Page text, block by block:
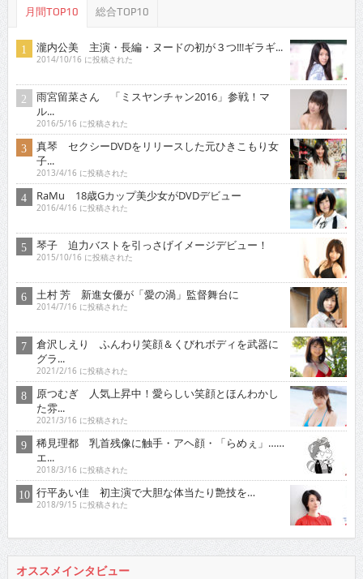
月間TOP10 総合TOP10
瀧内公美 主演・長編・ヌードの初が３つ!!!ギラギ...
2014/10/16 に投稿された
雨宮留菜さん 「ミスヤンチャン2016」参戦！マ
ル...
2016/5/16 に投稿された
真琴 セクシーDVDをリリースした元ひきこもり女
子...
2013/4/16 に投稿された
RaMu 18歳Gカップ美少女がDVDデビュー
2016/4/16 に投稿された
琴子 迫力バストを引っさげイメージデビュー！
2015/10/16 に投稿された
土村 芳 新進女優が「愛の渦」監督舞台に
2014/7/16 に投稿された
倉沢しえり ふんわり笑顔＆くびれボディを武器に
グラ...
2021/2/16 に投稿された
原つむぎ 人気上昇中！愛らしい笑顔とほんわかし
た雰...
2021/3/16 に投稿された
稀見理都 乳首残像に触手・アヘ顔・「らめぇ」……
エ...
2018/3/16 に投稿された
行平あい佳 初主演で大胆な体当たり艶技を…
2018/9/15 に投稿された
オススメインタビュー